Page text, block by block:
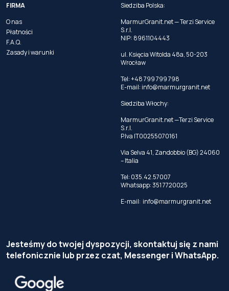
FIRMA
O nas
Płatności
F.A.Q.
Zasady i warunki
Siedziba Polska:
MarmurGranit.net — Terzi Service
S.r.l.
NIP: 8961104443
ul. Księcia Witolda 48a, 50-203
Wrocław
Tel: +48 799 799 798
E-mail: info@marmurgranit.net
Siedziba Włochy:
MarmurGranit.net —Terzi Service
S.r.l.
P.Iva IT00255070161
Via Selva 41, Zandobbio (BG) 24060
– Italia
Tel: 035.42.57007
Whatsapp:351 7720025
E-mail: info@marmurgranit.net
Jesteśmy do twojej dyspozycji, skontaktuj się z nami
telefonicznie lub przez czat, Messenger i WhatsApp.